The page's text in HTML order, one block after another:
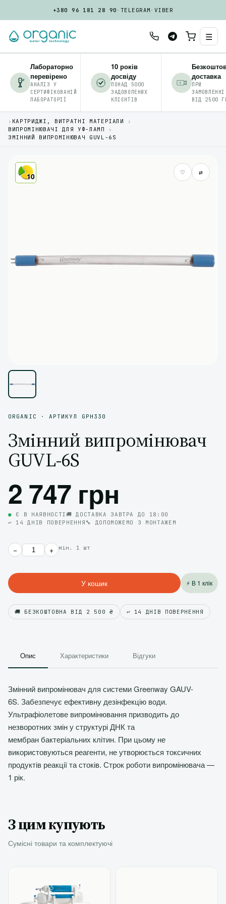
+380 96 181 28 90 · TELEGRAM · VIBER
☰
Лабораторно
перевірено
АНАЛІЗ У
СЕРТИФІКОВАНІЙ
ЛАБОРАТОРІЇ
10 років
досвіду
ПОНАД 5000
ЗАДОВОЛЕНИХ
КЛІЄНТІВ
доставка
ПРИ
ЗАМОВЛЕННІ
ВІД 2500
› КАРТРИДЖІ, ВИТРАТНІ МАТЕРІАЛИ
›
ВИПРОМІНЮВАЧІ ДЛЯ УФ-ЛАМП
›
ЗМІННИЙ ВИПРОМІНЮВАЧ GUVL-6S
♡ ⇄
10
ORGANIC · АРТИКУЛ GPH330
Змінний випромінювач
GUVL-6S
2 747 грн
● Є В НАЯВНОСТІ🚚 ДОСТАВКА ЗАВТРА ДО 18:00
↩️ 14 ДНІВ ПОВЕРНЕННЯ🔧 ДОПОМОЖЕМО З МОНТАЖЕМ
− + мін. 1 шт
У кошик ⚡ В 1 клік
🚚 БЕЗКОШТОВНА ВІД 2 500 ₴ ↩️ 14 ДНІВ ПОВЕРНЕННЯ
Опис Характеристики Відгуки
Змінний випромінювач для системи Greenway GAUV-
6S. Забезпечує ефективну дезінфекцію води.
Ультрафіолетове випромінювання призводить до
незворотних змін у структурі ДНК та
мембран бактеріальних клітин. При цьому не
використовуються реагенти, не утворюється токсичних
продуктів реакції та стоків. Строк роботи випромінювача —
1 рік.
З цим купують
Сумісні товари та комплектуючі